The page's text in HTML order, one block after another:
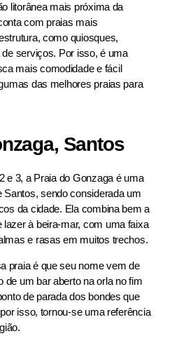
litorânea mais próxima da
com praias mais
como quiosques,
serviços. Por isso, é uma
mais comodidade e fácil
das melhores praias para
Santos
e 3, a Praia do Gonzaga é uma
sendo considerada um
da cidade. Ela combina bem a
à beira-mar, com uma faixa
e rasas em muitos trechos.
praia é que seu nome vem de
de um bar aberto na orla no fim
de parada dos bondes que
isso, tornou-se uma referência